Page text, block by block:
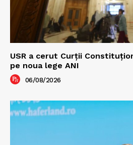
USR a cerut Curții
pe noua lege ANI
06/08/2026